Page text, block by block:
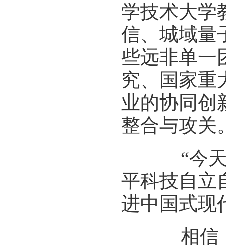
学技术大学
信、城域量
些远非单一
究、国家重
业的协同创
整合与攻关
“今天的
平科技自立
进中国式
相信，